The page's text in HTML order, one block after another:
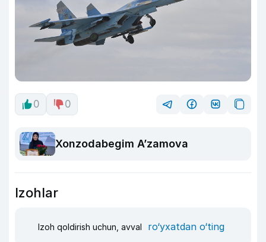
0 0
Xonzodabegim A’zamova
Izohlar
Izoh qoldirish uchun, avval ro‘yxatdan o‘ting